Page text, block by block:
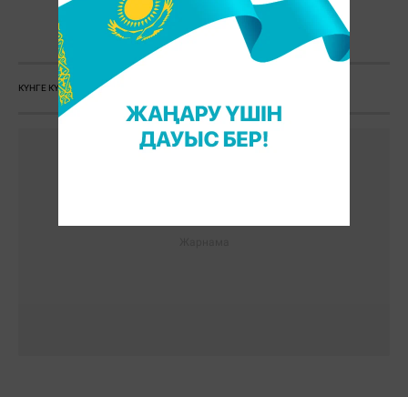
Қ. Слямбек
КҮНГЕ КҮЮ КҮН СӘУЛЕСІ